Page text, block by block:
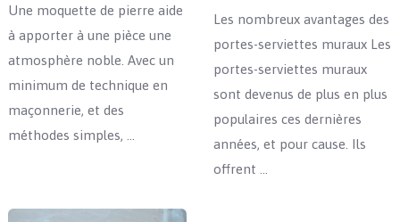
Une moquette de pierre aide
à apporter à une pièce une
atmosphère noble. Avec un
minimum de technique en
maçonnerie, et des
méthodes simples, …
Les nombreux avantages des
portes-serviettes muraux Les
portes-serviettes muraux
sont devenus de plus en plus
populaires ces dernières
années, et pour cause. Ils
offrent …